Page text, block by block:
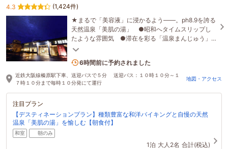
4.3
(1,424件)
★まるで「美容液」に浸かるよう――。ph8.9を誇る
天然温泉「美肌の湯」 ●昭和へタイムスリップし
たような雰囲気 ●滞在を彩る「温泉まんじゅう」
等 ●花の寺・女人高野「室生寺」まで車で15分
1名がこの宿を見ています
6時間前に予約されました
近鉄大阪線榛原駅下車、送迎バスで５分 送迎バス：１０時１０分～１
７時１０分まで毎時１０分発にて運行
地図・アクセス
注目プラン
【デスティネーションプラン】種類豊富な和洋バイキングと自慢の天然
温泉「美肌の湯」を愉しむ【朝食付】
和室 朝のみ
1泊 大人2名 合計(税込)